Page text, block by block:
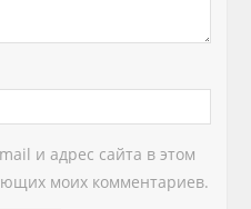
и адрес сайта в этом
моих комментариев.